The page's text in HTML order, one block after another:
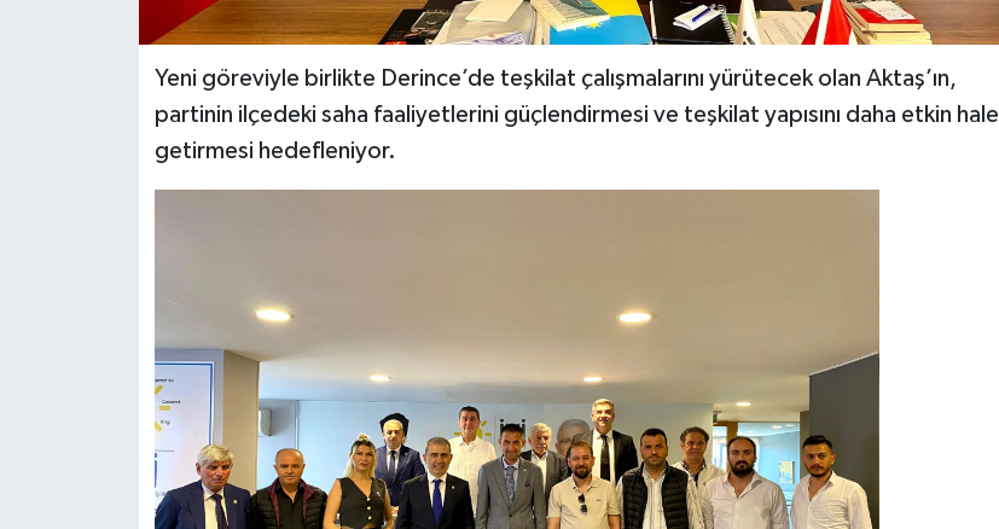
Yeni göreviyle birlikte Derince’de teşkilat çalışmalarını yürütecek olan Aktaş’ın,
partinin ilçedeki saha faaliyetlerini güçlendirmesi ve teşkilat yapısını daha etkin hale
getirmesi hedefleniyor.